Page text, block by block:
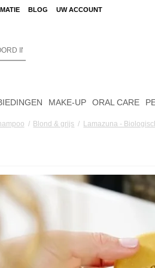
BLOG UW ACCOUNT
MAKE-UP ORAL CARE
/ Blond & grijs / Lamazuna -